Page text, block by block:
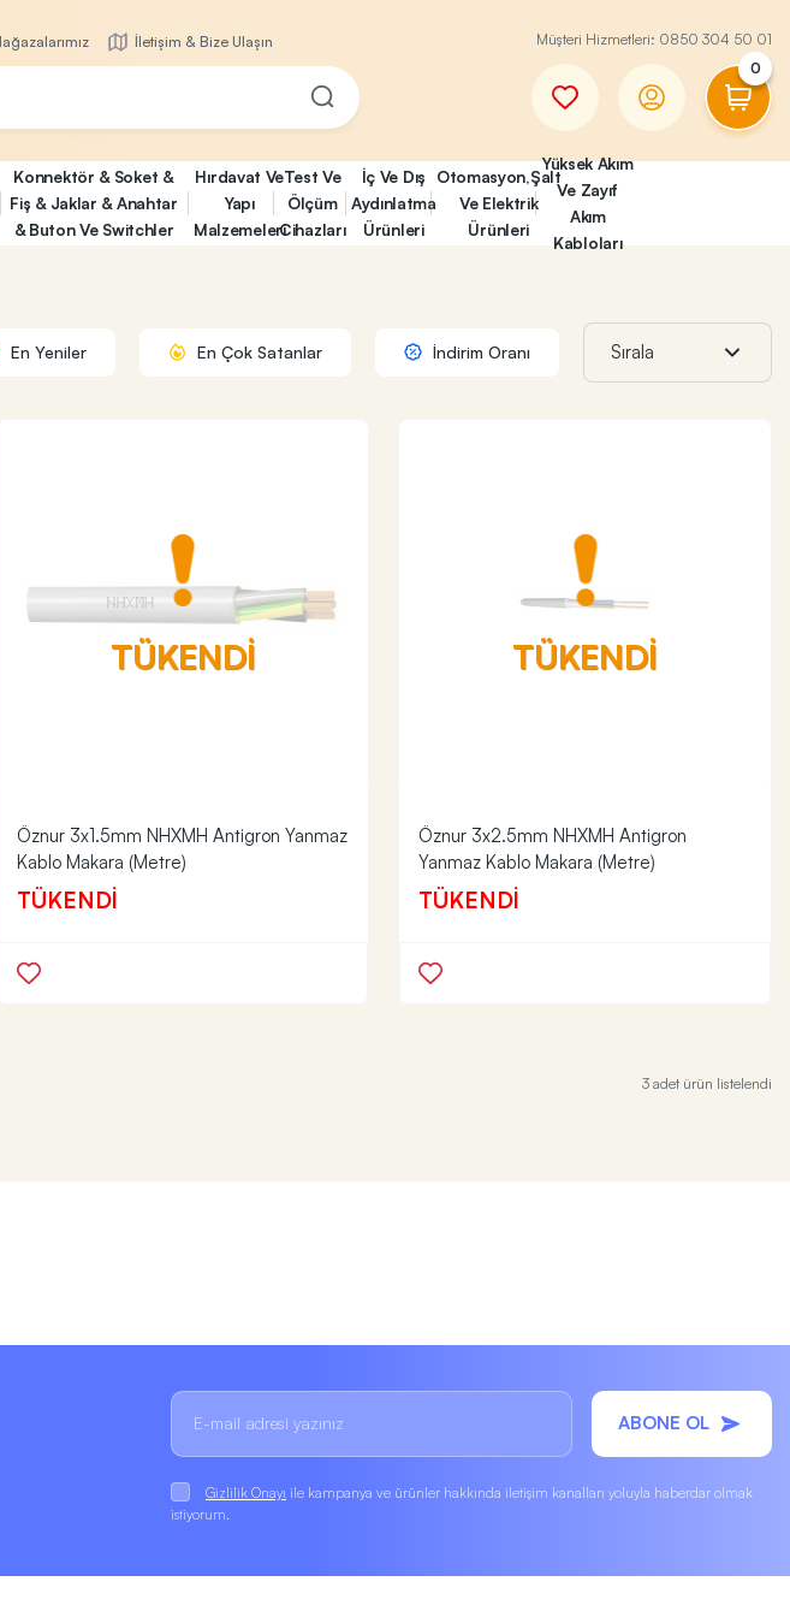
İletişim & Bize Ulaşın Müşteri Hizmetleri: 0850 304 50 01
0
Konnektör & Soket &
Fiş & Jaklar & Anahtar
& Buton Ve Switchler
Hırdavat Ve
Yapı
Malzemeleri
Test Ve
Ölçüm
Cihazları
İç Ve Dış
Aydınlatma
Ürünleri
Otomasyon,Şalt
Ve Elektrik
Ürünleri
Yüksek Akım
Ve Zayıf
Akım
Kabloları
İndirim Oranı
En Çok Satanlar
En Yeniler
TÜKENDİ
Öznur 3x1.5mm NHXMH Antigron Yanmaz
Kablo Makara (Metre)
TÜKENDİ
TÜKENDİ
Öznur 3x2.5mm NHXMH Antigron
Yanmaz Kablo Makara (Metre)
TÜKENDİ
3 adet ürün listelendi
ABONE OL
Gizlilik Onayı ile kampanya ve ürünler hakkında iletişim kanalları yoluyla haberdar olmak
istiyorum.